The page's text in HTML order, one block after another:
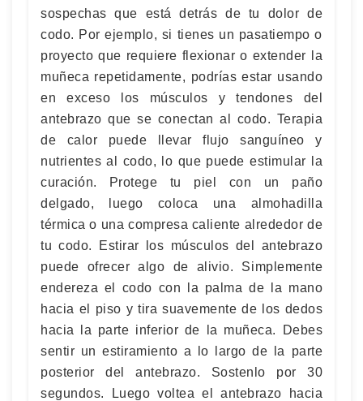
sospechas que está detrás de tu dolor de
codo. Por ejemplo, si tienes un pasatiempo o
proyecto que requiere flexionar o extender la
muñeca repetidamente, podrías estar usando
en exceso los músculos y tendones del
antebrazo que se conectan al codo. Terapia
de calor puede llevar flujo sanguíneo y
nutrientes al codo, lo que puede estimular la
curación. Protege tu piel con un paño
delgado, luego coloca una almohadilla
térmica o una compresa caliente alrededor de
tu codo. Estirar los músculos del antebrazo
puede ofrecer algo de alivio. Simplemente
endereza el codo con la palma de la mano
hacia el piso y tira suavemente de los dedos
hacia la parte inferior de la muñeca. Debes
sentir un estiramiento a lo largo de la parte
posterior del antebrazo. Sostenlo por 30
segundos. Luego voltea el antebrazo hacia